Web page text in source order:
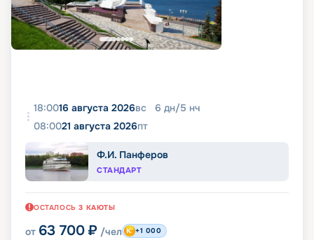
18:0016 августа 2026вс 6 дн/5 нч
08:0021 августа 2026пт
Ф.И. Панферов
СТАНДАРТ
ОСТАЛОСЬ 3 КАЮТЫ
от 63 700 ₽ /чел +1 000